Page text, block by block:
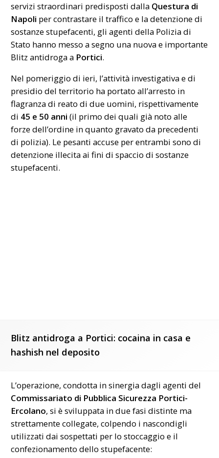
servizi straordinari predisposti dalla Questura di
Napoli per contrastare il traffico e la detenzione di
sostanze stupefacenti, gli agenti della Polizia di
Stato hanno messo a segno una nuova e importante
Blitz antidroga a Portici.
Nel pomeriggio di ieri, l’attività investigativa e di
presidio del territorio ha portato all’arresto in
flagranza di reato di due uomini, rispettivamente
di 45 e 50 anni (il primo dei quali già noto alle
forze dell’ordine in quanto gravato da precedenti
di polizia). Le pesanti accuse per entrambi sono di
detenzione illecita ai fini di spaccio di sostanze
stupefacenti.
Blitz antidroga a Portici: cocaina in casa e
hashish nel deposito
L’operazione, condotta in sinergia dagli agenti del
Commissariato di Pubblica Sicurezza Portici-
Ercolano, si è sviluppata in due fasi distinte ma
strettamente collegate, colpendo i nascondigli
utilizzati dai sospettati per lo stoccaggio e il
confezionamento dello stupefacente: